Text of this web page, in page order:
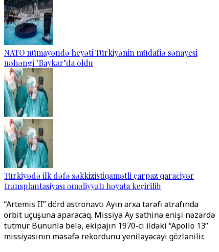
NATO nümayəndə heyəti Türkiyənin müdafiə sənayesi
nəhəngi "Baykar"da oldu
Türkiyədə ilk dəfə səkkizistiqamətli çarpaz qaraciyər
transplantasiyası əməliyyatı həyata keçirilib
“Artemis II” dörd astronavtı Ayın arxa tərəfi ətrafında
orbit uçuşuna aparacaq. Missiya Ay səthinə enişi nəzərdə
tutmur. Bununla belə, ekipajın 1970-ci ildəki “Apollo 13”
missiyasının məsafə rekordunu yeniləyəcəyi gözlənilir.